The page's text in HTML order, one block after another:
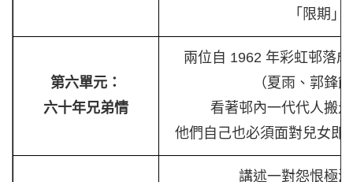
「限期」
第六單元：
六十年兄弟情
兩位自 1962 年彩虹邨落
（夏雨、郭鋒
看著邨內一代代人搬
他們自己也必須面對兒女即
講述一對怨恨極